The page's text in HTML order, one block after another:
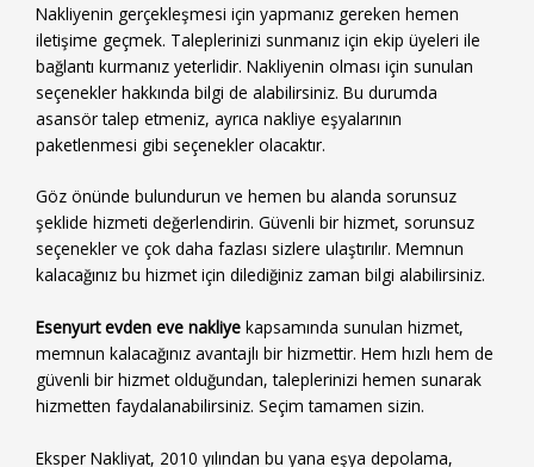
Nakliyenin gerçekleşmesi için yapmanız gereken hemen
iletişime geçmek. Taleplerinizi sunmanız için ekip üyeleri ile
bağlantı kurmanız yeterlidir. Nakliyenin olması için sunulan
seçenekler hakkında bilgi de alabilirsiniz. Bu durumda
asansör talep etmeniz, ayrıca nakliye eşyalarının
paketlenmesi gibi seçenekler olacaktır.
Göz önünde bulundurun ve hemen bu alanda sorunsuz
şeklide hizmeti değerlendirin. Güvenli bir hizmet, sorunsuz
seçenekler ve çok daha fazlası sizlere ulaştırılır. Memnun
kalacağınız bu hizmet için dilediğiniz zaman bilgi alabilirsiniz.
Esenyurt evden eve nakliye kapsamında sunulan hizmet,
memnun kalacağınız avantajlı bir hizmettir. Hem hızlı hem de
güvenli bir hizmet olduğundan, taleplerinizi hemen sunarak
hizmetten faydalanabilirsiniz. Seçim tamamen sizin.
Eksper Nakliyat, 2010 yılından bu yana eşya depolama,